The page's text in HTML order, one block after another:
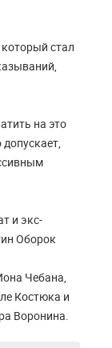
стал
на это
и экс-
Оборок
Чебана,
Костюка и
Воронина.